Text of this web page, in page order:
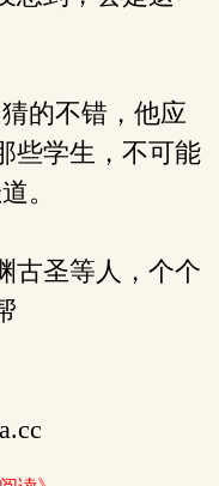
的不错，他应
些学生，不可能
。
圣等人，个个